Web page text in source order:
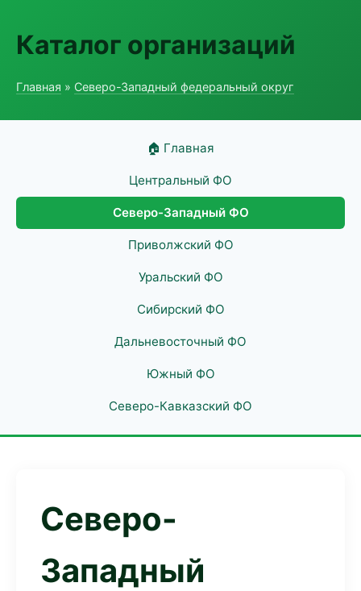
Каталог организаций
Главная » Северо-Западный федеральный округ
🏠 Главная
Центральный ФО
Северо-Западный ФО
Приволжский ФО
Уральский ФО
Сибирский ФО
Дальневосточный ФО
Южный ФО
Северо-Кавказский ФО
Северо-
Западный